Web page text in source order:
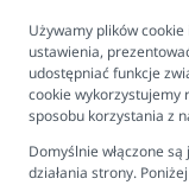
Program
FAQ - najczęściej
Newsletter
Ustawienia plików
Używamy plików
ustawienia,
udostępniać funkcje
cookie wykorzystujemy
sposobu korzystania z
Domyślnie włączone
działania strony.